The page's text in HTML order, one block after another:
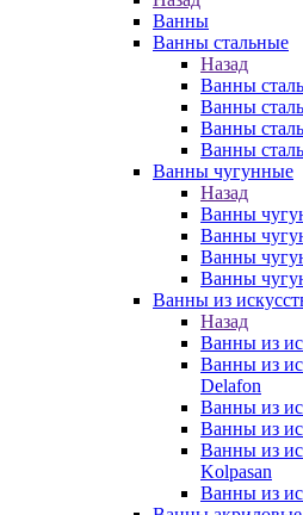
Ванны
Ванны стальные
Назад
Ванны
Ванны
Ванны
Ванны
Ванны чугунные
Назад
Ванны
Ванны
Ванны
Ванны
Ванны из
Назад
Ванны из
Ванны из
Delafon
Ванны из
Ванны из
Ванны из
Kolpasan
Ванны из